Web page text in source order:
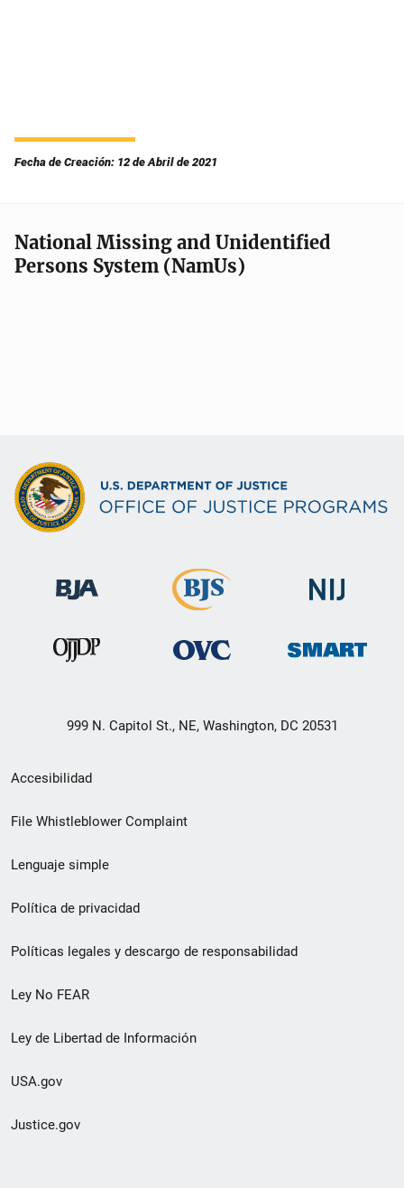
Fecha de Creación: 12 de Abril de 2021
National Missing and Unidentified
Persons System (NamUs)
999 N. Capitol St., NE, Washington, DC 20531
Menú
de
de
pie
de
página
Accesibilidad
File Whistleblower Complaint
Lenguaje simple
Política de privacidad
Políticas legales y descargo de responsabilidad
Ley No FEAR
Ley de Libertad de Información
USA.gov
Justice.gov